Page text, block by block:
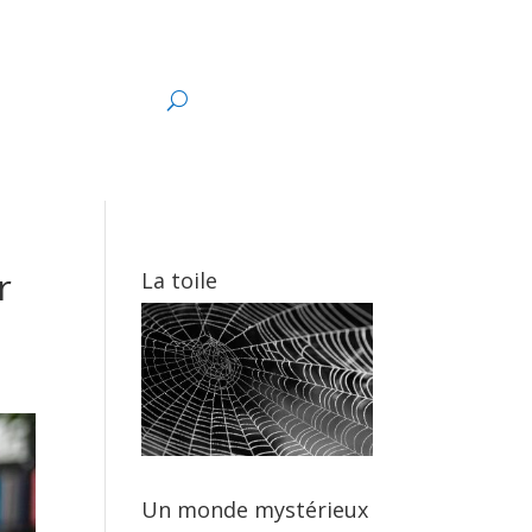
La toile
Un monde mystérieux